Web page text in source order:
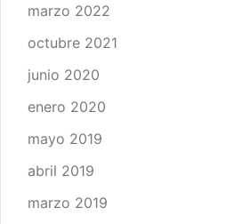
marzo 2022
octubre 2021
junio 2020
enero 2020
mayo 2019
abril 2019
marzo 2019